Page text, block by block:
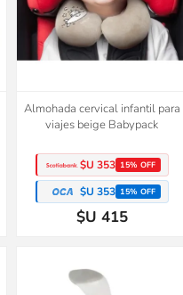
Almohada cervical infantil para
viajes beige Babypack
$U 353 15% OFF
$U 353 15% OFF
$U 415